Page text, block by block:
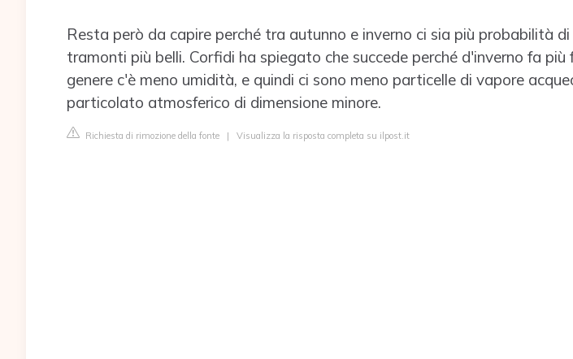
Resta però da capire perché tra autunno e inverno ci sia più probabilità
tramonti più belli. Corfidi ha spiegato che succede perché d'inverno fa più
genere c'è meno umidità, e quindi ci sono meno particelle di vapore
particolato atmosferico di dimensione minore.
Richiesta di rimozione della fonte | Visualizza la risposta completa su ilpost.it